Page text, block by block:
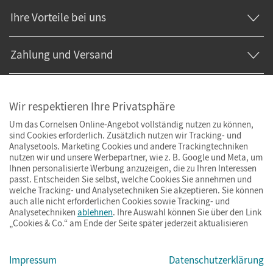
Ihre Vorteile bei uns
Zahlung und Versand
© Cornelsen Verlag 2026
ImpressumAGBDatenschutzBarrierefreiheitCookies & Co.
Wir respektieren Ihre Privatsphäre
Um das Cornelsen Online-Angebot vollständig nutzen zu können,
sind Cookies erforderlich. Zusätzlich nutzen wir Tracking- und
Analysetools. Marketing Cookies und andere Trackingtechniken
nutzen wir und unsere Werbepartner, wie z. B. Google und Meta, um
Ihnen personalisierte Werbung anzuzeigen, die zu Ihren Interessen
passt. Entscheiden Sie selbst, welche Cookies Sie annehmen und
welche Tracking- und Analysetechniken Sie akzeptieren. Sie können
auch alle nicht erforderlichen Cookies sowie Tracking- und
Analysetechniken ablehnen. Ihre Auswahl können Sie über den Link
„Cookies & Co.“ am Ende der Seite später jederzeit aktualisieren
Impressum Datenschutzerklärung